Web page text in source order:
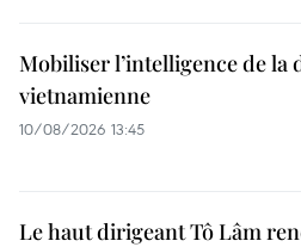
Mobiliser l’intelligence de la
vietnamienne
10/08/2026 13:45
Le haut dirigeant Tô Lâm